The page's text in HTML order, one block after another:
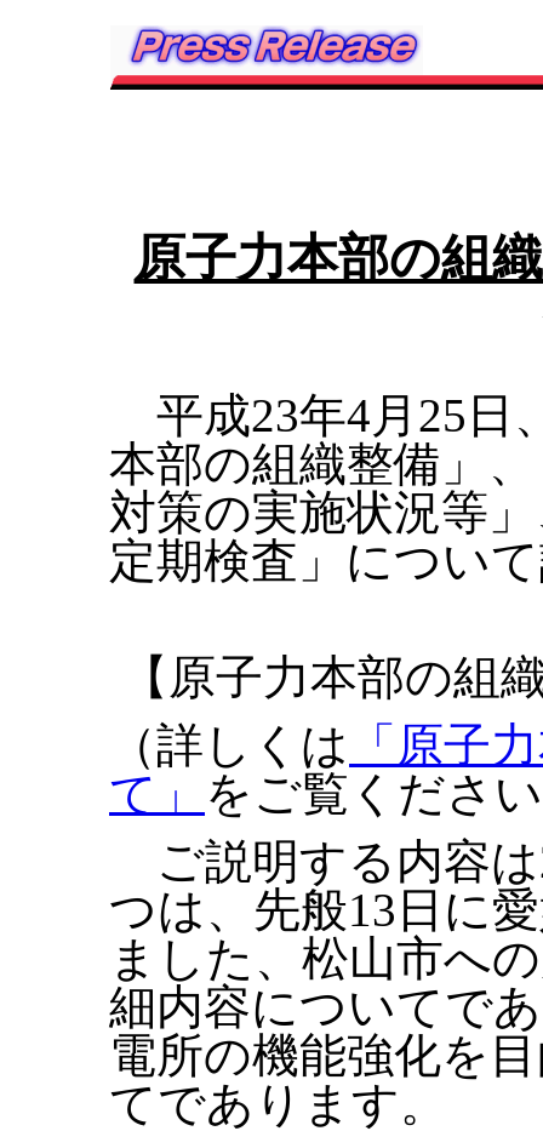
原子力本部の組
平成23年4月25日
本部の組織整備」
対策の実施状況等
定期検査」につい
【原子力本部の組
（詳しくは 「原子
て」 をご覧くださ
ご説明する内容
つは、先般13日に
ました、松山市へ
細内容についてで
電所の機能強化を
てであります。